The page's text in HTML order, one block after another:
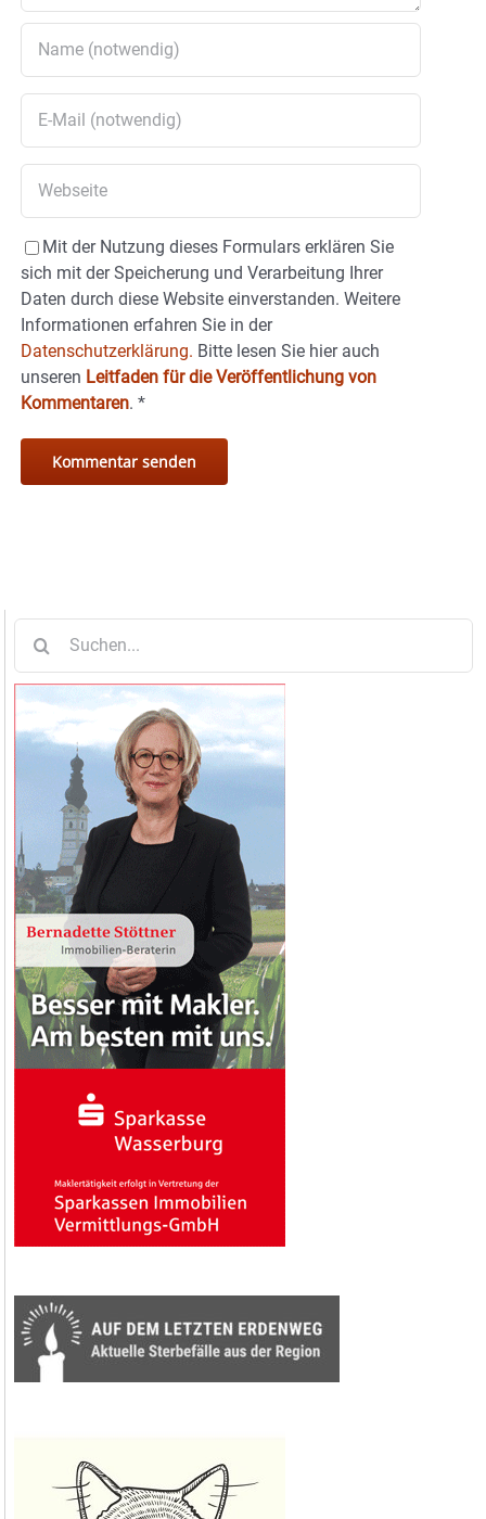
Mit der Nutzung dieses Formulars erklären Sie
sich mit der Speicherung und Verarbeitung Ihrer
Daten durch diese Website einverstanden. Weitere
Informationen erfahren Sie in der
Datenschutzerklärung. Bitte lesen Sie hier auch
unseren Leitfaden für die Veröffentlichung von
Kommentaren. *
nach: